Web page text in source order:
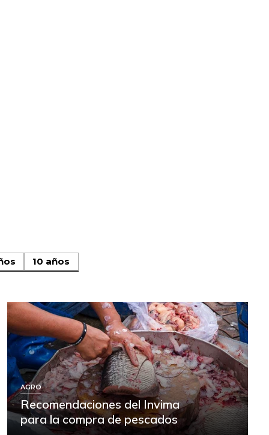
10 años
AGRO
Recomendaciones del Invima
para la compra de pescados